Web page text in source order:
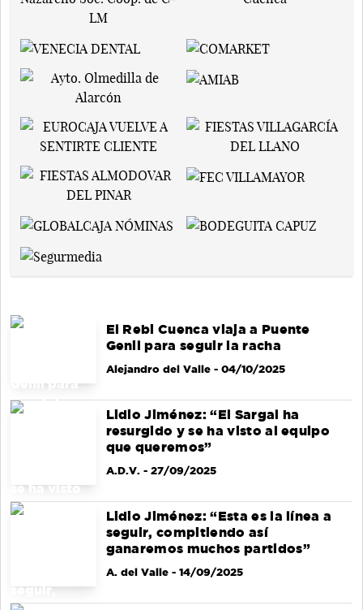
El Rebi Cuenca viaja a Puente
Genil para seguir la racha
Alejandro del Valle- 04/10/2025
Lidio Jiménez: “El Sargal ha
resurgido y se ha visto al equipo
que queremos”
A.D.V.- 27/09/2025
Lidio Jiménez: “Esta es la línea a
seguir, compitiendo así
ganaremos muchos partidos”
A. del Valle- 14/09/2025